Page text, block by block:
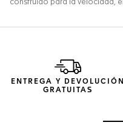
ENTREGA Y DEVOLUCIÓN
GRATUITAS